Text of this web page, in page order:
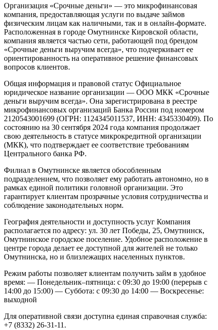
Организация «Срочные деньги» — это микрофинансовая
компания, предоставляющая услуги по выдаче займов
физическим лицам как наличными, так и в онлайн-формате.
Расположенная в городе Омутнинске Кировской области,
компания является частью сети, работающей под брендом
«Срочные деньги выручим всегда», что подчеркивает ее
ориентированность на оперативное решение финансовых
вопросов клиентов.
Общая информация и правовой статус Официальное
юридическое название организации — ООО МКК «Срочные
деньги выручим всегда». Она зарегистрирована в реестре
микрофинансовых организаций Банка России под номером
2120543001699 (ОГРН: 1124345011537, ИНН: 4345330409). По
состоянию на 30 сентября 2024 года компания продолжает
свою деятельность в статусе микрокредитной организации
(МКК), что подтверждает ее соответствие требованиям
Центрального банка РФ.
Филиал в Омутнинске является обособленным
подразделением, что позволяет ему работать автономно, но в
рамках единой политики головной организации. Это
гарантирует клиентам прозрачные условия сотрудничества и
соблюдение законодательных норм.
География деятельности и доступность услуг Компания
располагается по адресу: ул. 30 лет Победы, 25, Омутнинск,
Омутнинское городское поселение. Удобное расположение в
центре города делает ее доступной для жителей не только
Омутнинска, но и близлежащих населенных пунктов.
Режим работы позволяет клиентам получить займ в удобное
время: — Понедельник–пятница: с 09:30 до 19:00 (перерыв с
14:00 до 15:00) — Суббота: с 09:30 до 14:00 — Воскресенье:
выходной
Для оперативной связи доступна единая справочная служба:
+7 (8332) 26-31-11.